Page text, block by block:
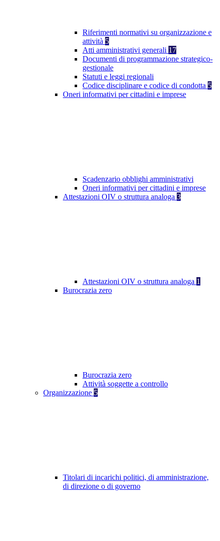
Riferimenti normativi su organizzazione e
attività 5
Atti amministrativi generali 17
Documenti di programmazione strategico-
gestionale
Statuti e leggi regionali
Codice disciplinare e codice di condotta 5
Oneri informativi per cittadini e imprese
Scadenzario obblighi amministrativi
Oneri informativi per cittadini e imprese
Attestazioni OIV o struttura analoga 3
Attestazioni OIV o struttura analoga 1
Burocrazia zero
Burocrazia zero
Attività soggette a controllo
Organizzazione 5
Titolari di incarichi politici, di amministrazione,
di direzione o di governo